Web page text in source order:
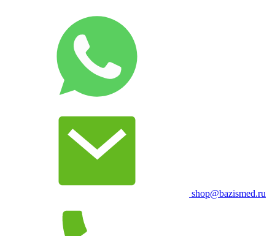
shop@bazismed.ru